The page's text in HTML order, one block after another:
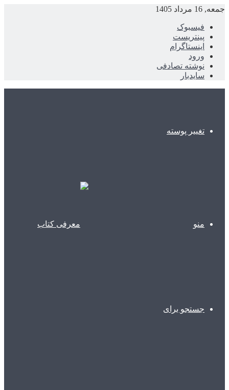
جمعه, 16 مرداد 1405
فیسبوک
پینتریست
اینستاگرام
ورود
نوشته تصادفی
سایدبار
تغییر پوسته
منو
جستجو برای